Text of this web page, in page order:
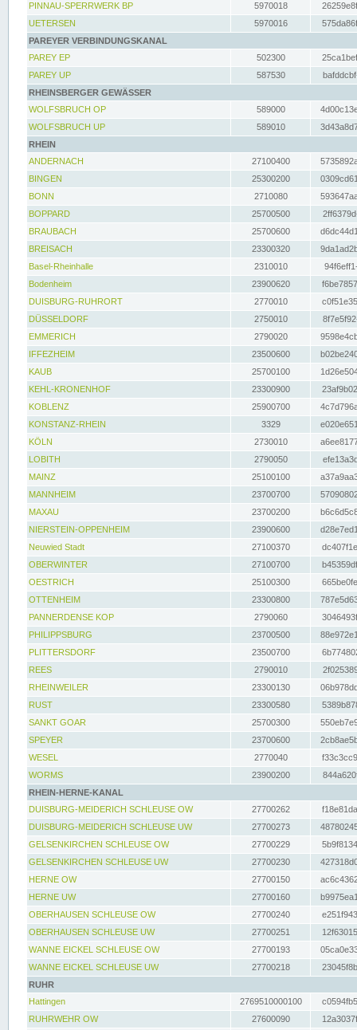
PINNAU-SPERRWERK BP
5970018
UETERSEN
5970016
PAREYER VERBINDUNGSKANAL
PAREY EP
502300
PAREY UP
587530
RHEINSBERGER GEWÄSSER
WOLFSBRUCH OP
589000
WOLFSBRUCH UP
589010
RHEIN
ANDERNACH
27100400
BINGEN
25300200
BONN
2710080
BOPPARD
25700500
BRAUBACH
25700600
BREISACH
23300320
Basel-Rheinhalle
2310010
Bodenheim
23900620
DUISBURG-RUHRORT
2770010
DÜSSELDORF
2750010
EMMERICH
2790020
IFFEZHEIM
23500600
KAUB
25700100
KEHL-KRONENHOF
23300900
KOBLENZ
25900700
KONSTANZ-RHEIN
3329
KÖLN
2730010
LOBITH
2790050
MAINZ
25100100
MANNHEIM
23700700
MAXAU
23700200
NIERSTEIN-OPPENHEIM
23900600
Neuwied Stadt
27100370
OBERWINTER
27100700
OESTRICH
25100300
OTTENHEIM
23300800
PANNERDENSE KOP
2790060
PHILIPPSBURG
23700500
PLITTERSDORF
23500700
REES
2790010
RHEINWEILER
23300130
RUST
23300580
SANKT GOAR
25700300
SPEYER
23700600
WESEL
2770040
WORMS
23900200
RHEIN-HERNE-KANAL
DUISBURG-MEIDERICH SCHLEUSE OW
27700262
DUISBURG-MEIDERICH SCHLEUSE UW
27700273
GELSENKIRCHEN SCHLEUSE OW
27700229
GELSENKIRCHEN SCHLEUSE UW
27700230
HERNE OW
27700150
HERNE UW
27700160
OBERHAUSEN SCHLEUSE OW
27700240
OBERHAUSEN SCHLEUSE UW
27700251
WANNE EICKEL SCHLEUSE OW
27700193
WANNE EICKEL SCHLEUSE UW
27700218
RUHR
Hattingen
2769510000100
RUHRWEHR OW
27600090